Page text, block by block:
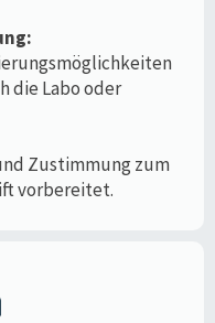
die Labo oder
Zustimmung zum
vorbereitet.